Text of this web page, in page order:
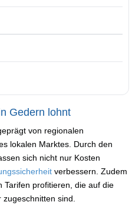
Gedern lohnt
von regionalen
lokalen Marktes. Durch den
sich nicht nur Kosten
verbessern. Zudem
Tarifen profitieren, die auf die
sind.